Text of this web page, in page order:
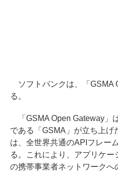
ソフトバンクは、「GSMA
る。
「GSMA Open Gateway」
である「GSMA」が立ち上げ
は、全世界共通のAPIフレー
る。これにより、アプリケ
の携帯事業者ネットワークへ